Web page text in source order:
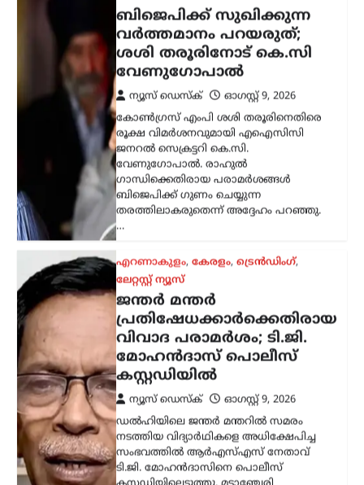
തരത്തിലാകരുതെന്ന് അദ്ദേഹം പറഞ്ഞു.
…
എറണാകുളം,കേരളം,ട്രെൻഡിംഗ്,
ലേറ്റസ്റ്റ് ന്യൂസ്
ജന്തർ മന്തർ
പ്രതിഷേധക്കാർക്കെതിരായ
വിവാദ പരാമർശം; ടി.ജി.
മോഹൻദാസ് പൊലീസ്
കസ്റ്റഡിയിൽ
ന്യൂസ് ഡെസ്ക്
ഓഗസ്റ്റ്‌ 9, 2026
ഡൽഹിയിലെ ജന്തർ മന്തറിൽ സമരം
സംഭവത്തിൽ ആർഎസ്എസ് നേതാവ്
ടി.ജി. മോഹൻദാസിനെ പൊലീസ്
കസ്റ്റഡിയിലെടുത്തു. മട്ടാഞ്ചേരി
ചെറളായിയിലെ വസതിയിലെത്തിയാണ്
തിരുവനന്തപുരം സൈബർ പൊലീസ്…
അന്താരാഷ്ട്രം ട്രെൻഡിംഗ്,
ലേറ്റസ്റ്റ് ന്യൂസ്
തുർക്ക്മെനിസ്ഥാൻ,
ഇറാൻ, അഫ്ഗാനിസ്ഥാൻ,
പാകിസ്ഥാൻ വഴി ഇന്ത്യ;
റെയിൽ ഇടനാഴി
വികസിപ്പിക്കാൻ റഷ്യ